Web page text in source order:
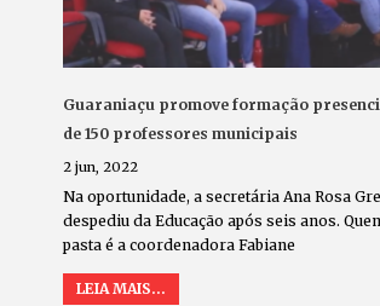
Guaraniaçu promove formação
de 150 professores municipais
2 jun, 2022
Na oportunidade, a secretária Ana Rosa
despediu da Educação após seis anos.
pasta é a coordenadora Fabiane
LEIA MAIS...